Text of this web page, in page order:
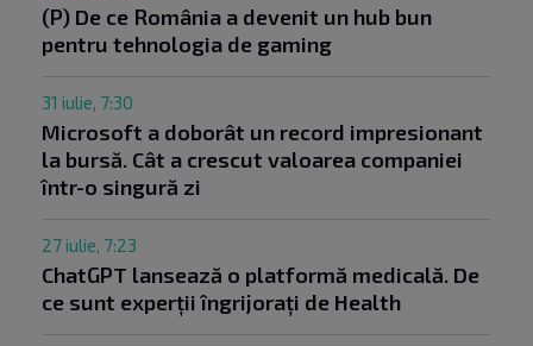
(P) De ce România a devenit un hub bun
pentru tehnologia de gaming
31 iulie, 7:30
Microsoft a doborât un record impresionant
la bursă. Cât a crescut valoarea companiei
într-o singură zi
27 iulie, 7:23
ChatGPT lansează o platformă medicală. De
ce sunt experții îngrijorați de Health